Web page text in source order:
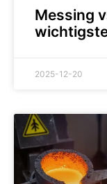
Messing
2025-12-20